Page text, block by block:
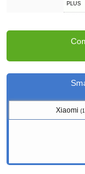
PLUS
Xiaomi